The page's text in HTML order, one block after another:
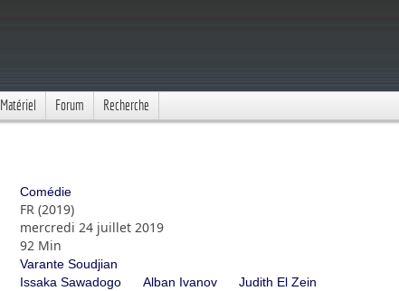
Matériel Forum Recherche
Comédie
FR (2019)
mercredi 24 juillet 2019
92 Min
Varante Soudjian
Issaka Sawadogo Alban Ivanov
Judith El Zein